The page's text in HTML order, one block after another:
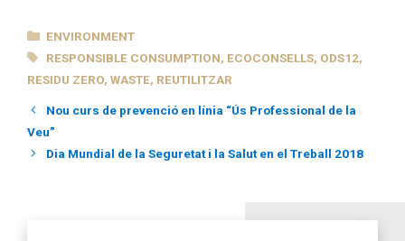
CATEGORIES
ENVIRONMENT
TAGS
RESPONSIBLE CONSUMPTION, ECOCONSELLS, ODS12,
RESIDU ZERO, WASTE, REUTILITZAR
Nou curs de prevenció en línia “Ús Professional de la
Veu”
Dia Mundial de la Seguretat i la Salut en el Treball 2018